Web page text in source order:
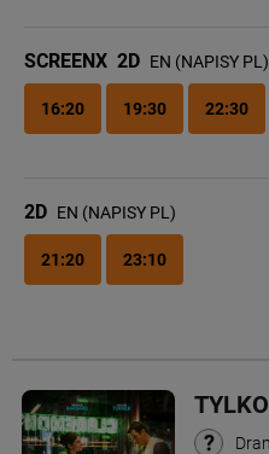
SCREENX 2D EN (NAPISY PL)
16:20 19:30 22:30
2D EN (NAPISY PL)
21:20 23:10